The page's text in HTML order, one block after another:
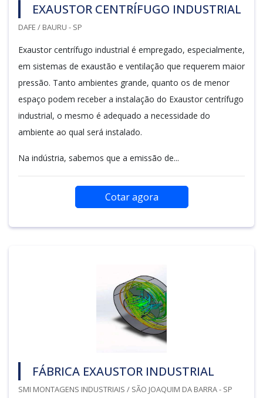
EXAUSTOR CENTRÍFUGO INDUSTRIAL
DAFE / BAURU - SP
Exaustor centrífugo industrial é empregado, especialmente,
em sistemas de exaustão e ventilação que requerem maior
pressão. Tanto ambientes grande, quanto os de menor
espaço podem receber a instalação do Exaustor centrífugo
industrial, o mesmo é adequado a necessidade do
ambiente ao qual será instalado.
Na indústria, sabemos que a emissão de...
Cotar agora
FÁBRICA EXAUSTOR INDUSTRIAL
SMI MONTAGENS INDUSTRIAIS / SÃO JOAQUIM DA BARRA - SP